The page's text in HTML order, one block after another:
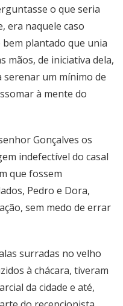
o que seria
era naquele caso
plantado que unia
mãos, de iniciativa dela,
serenar um mínimo de
à mente do
Gonçalves os
indefectível do casal
que fossem
Pedro e Dora,
sem medo de errar
surradas no velho
à chácara, tiveram
da cidade e até,